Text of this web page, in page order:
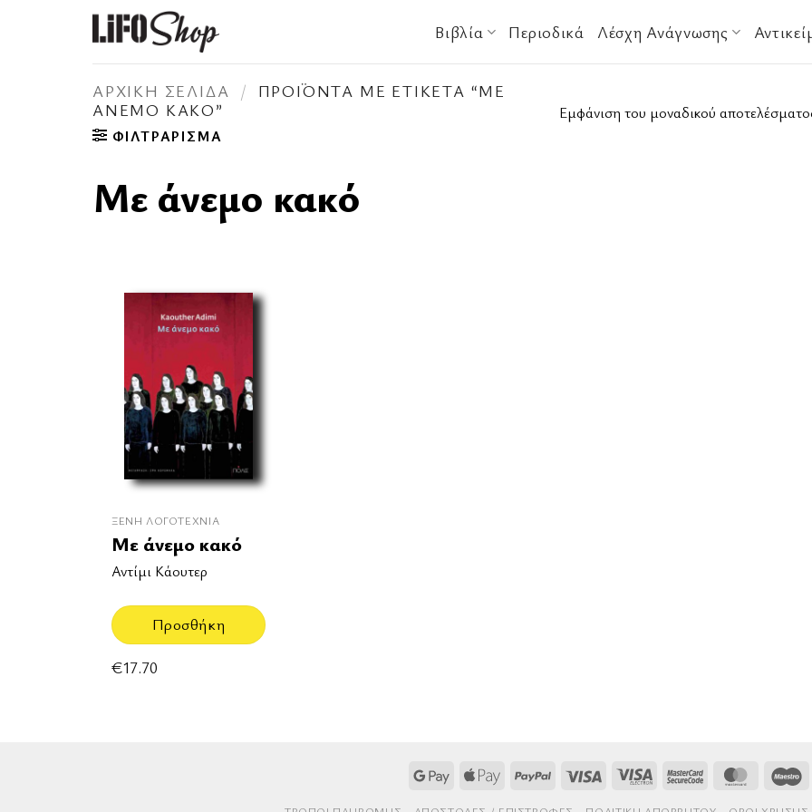
Βιβλία Περιοδικά Λέσχη Ανάγνωσης
ΑΡΧΙΚΉ ΣΕΛΊΔΑ /
ΠΡΟΪΌΝΤΑ ΜΕ ΕΤΙΚΈΤΑ “ΜΕ
ΆΝΕΜΟ ΚΑΚΌ”
ΦΙΛΤΡΆΡΙΣΜΑ
Εμφάνιση του μοναδικού
Με άνεμο κακό
ΞΈΝΗ ΛΟΓΟΤΕΧΝΊΑ
Με άνεμο κακό
Αντίμι Κάουτερ
Προσθήκη
€17.70
Google Apple
PayPal Visa
Visa
MasterCard